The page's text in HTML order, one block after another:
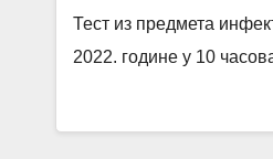
Тест из предмета
2022. године у 10